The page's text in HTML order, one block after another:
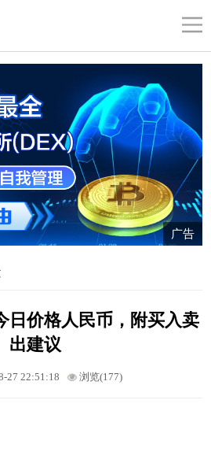
广告
日价格人民币，附买入卖
出建议
27 22:51:18 浏览(177)